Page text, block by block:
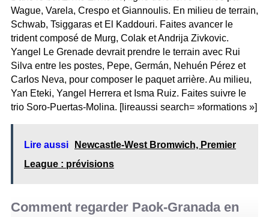
Wague, Varela, Crespo et Giannoulis. En milieu de terrain,
Schwab, Tsiggaras et El Kaddouri. Faites avancer le
trident composé de Murg, Colak et Andrija Zivkovic.
Yangel Le Grenade devrait prendre le terrain avec Rui
Silva entre les postes, Pepe, Germán, Nehuén Pérez et
Carlos Neva, pour composer le paquet arrière. Au milieu,
Yan Eteki, Yangel Herrera et Isma Ruiz. Faites suivre le
trio Soro-Puertas-Molina. [lireaussi search= »formations »]
Lire aussi
Newcastle-West Bromwich, Premier
League : prévisions
Comment regarder Paok-Granada en